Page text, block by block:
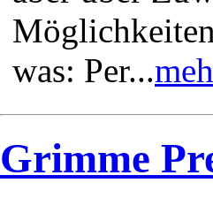
was: Per...
Grimme